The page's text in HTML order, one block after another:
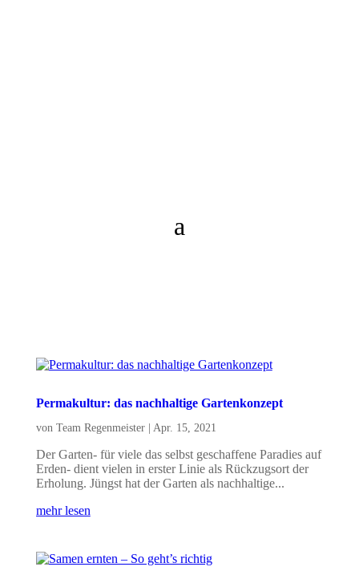
Permakultur: das nachhaltige Gartenkonzept
von Team Regenmeister| Apr. 15, 2021
Der Garten- für viele das selbst geschaffene Paradies auf
Erden- dient vielen in erster Linie als Rückzugsort der
Erholung. Jüngst hat der Garten als nachhaltige...
mehr lesen